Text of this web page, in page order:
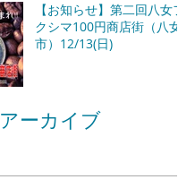
【お知らせ】第二回八女フ
クシマ100円商店街（八女
市）12/13(日)
アーカイブ